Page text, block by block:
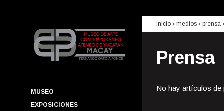
MUSEO
EXPOSICIONES
inicio › medios › prensa
Prensa
No hay artículos de